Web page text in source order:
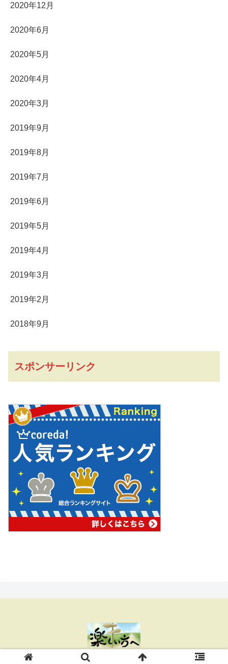
2020年12月
2020年6月
2020年5月
2020年4月
2020年3月
2019年9月
2019年8月
2019年7月
2019年6月
2019年5月
2019年4月
2019年3月
2019年2月
2018年9月
スポンサーリンク
Copyright © 2018 楽しい方へ All Rights Reserved.